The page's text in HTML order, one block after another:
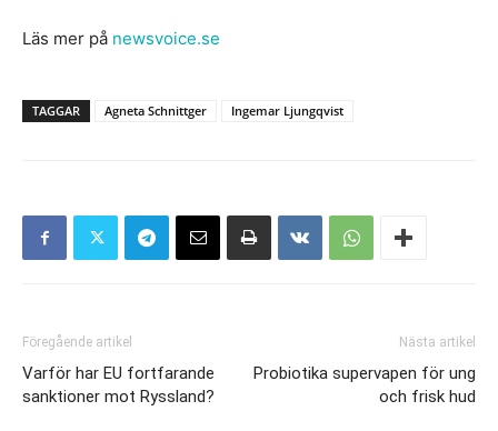
Läs mer på newsvoice.se
TAGGAR Agneta Schnittger Ingemar Ljungqvist
Föregående artikel
Varför har EU fortfarande
sanktioner mot Ryssland?
Nästa artikel
Probiotika supervapen för ung
och frisk hud